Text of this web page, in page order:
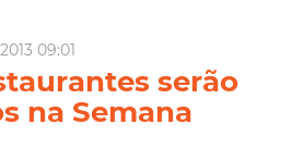
09:01
serão
na Semana